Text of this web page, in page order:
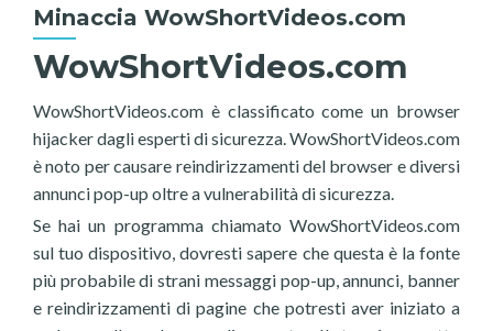
Minaccia WowShortVideos.com
WowShortVideos.com
WowShortVideos.com è classificato come un browser
hijacker dagli esperti di sicurezza. WowShortVideos.com
è noto per causare reindirizzamenti del browser e diversi
annunci pop-up oltre a vulnerabilità di sicurezza.
Se hai un programma chiamato WowShortVideos.com
sul tuo dispositivo, dovresti sapere che questa è la fonte
più probabile di strani messaggi pop-up, annunci, banner
e reindirizzamenti di pagine che potresti aver iniziato a